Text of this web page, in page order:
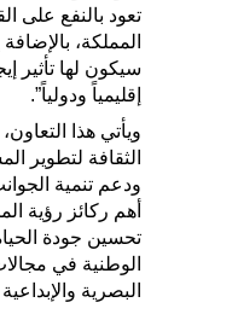
تعود بالنفع على
المملكة،
سيكون لها تأثير
إقليمياً ودولياً”.
ويأتي هذا
الثقافة لتطوير
ودعم تنمية
تحسين جودة
الوطنية في
البصرية